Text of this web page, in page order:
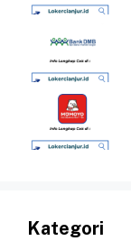
Kategori